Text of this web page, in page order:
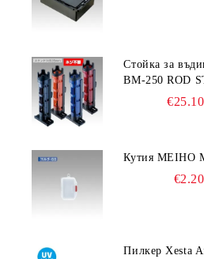
Стойка за
BM-250 ROD
Blue/Black color
€25.10
Кутия MEIHO
€2.20
Пилкер Xesta